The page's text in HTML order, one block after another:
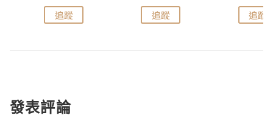
追蹤 追蹤 追蹤
發表評論